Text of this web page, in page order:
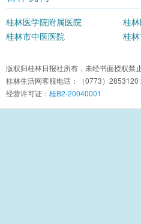
桂林医学院附属医院 桂
桂林市中医医院 桂
版权归桂林日报社所有，未经书面授权禁
桂林生活网客服电话：（0773）
经营许可证： 桂B2-20040001